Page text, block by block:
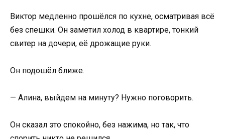
Виктор медленно прошёлся по кухне, осматривая всё
без спешки. Он заметил холод в квартире, тонкий
свитер на дочери, её дрожащие руки.
Он подошёл ближе.
— Алина, выйдем на минуту? Нужно поговорить.
Он сказал это спокойно, без нажима, но так, что